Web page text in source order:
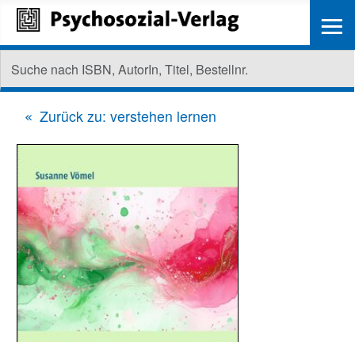
Zurück zu: verstehen lernen
≡